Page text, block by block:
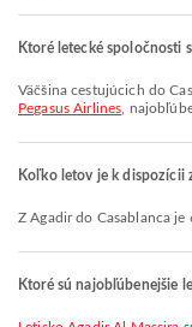
Ktoré letecké spoločnosti
Väčšina cestujúcich do
Pegasus Airlines ,
Koľko letov je k dispozícii
Z Agadir do Casablanca je
Ktoré sú najobľúbenejšie